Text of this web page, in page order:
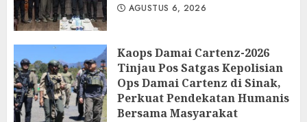
AGUSTUS 6, 2026
Kaops Damai Cartenz-2026
Tinjau Pos Satgas Kepolisian
Ops Damai Cartenz di Sinak,
Perkuat Pendekatan Humanis
Bersama Masyarakat